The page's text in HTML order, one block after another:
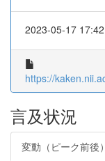
2023-05-17
https://
言及状況
変動（ピーク前後）